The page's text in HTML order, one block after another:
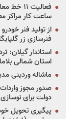
فعالیت
ساعت کار مراکز
از تولید فنر
فنرسازی زر
استان شمالی
ماشاله وردینی
دولت برای
پیگیری تحویل